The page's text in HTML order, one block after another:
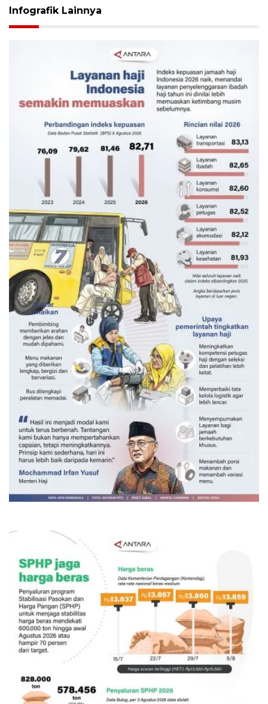
Infografik Lainnya
Layanan haji Indonesia semakin
memuaskan
5 jam lalu